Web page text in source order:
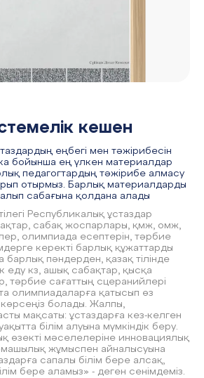
кешен
еңбегі мен тәжірибесін
бойынша ең үлкен материалдар
педагогтардың тәжірибе алмасу
отырмыз. Барлық материалдарды
сабағына қолдана алады
Республикалық ұстаздар
сабақ жоспарлары, қмж, омж,
олимпиада есептерін, тәрбие
керекті барлық құжаттарды
барлық пәндерден, қазақ тілінде
еду кз, ашық сабақтар, қысқа
тәрбие сағаттың сцеранийлері
олимпиадаларға қатысып өз
көрсеңіз болады. Жалпы,
мақсаты: ұстаздарға кез-келген
білім алуына мүмкіндік беру.
өзекті мәселелеріне инновациялық
жұмыспен айналысуына
сапалы білім бере алсақ,
бере аламыз» - деген сенімдеміз.